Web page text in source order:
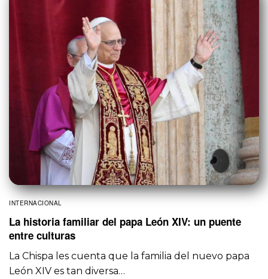
INTERNACIONAL
La historia familiar del papa León XIV: un puente
entre culturas
La Chispa les cuenta que la familia del nuevo papa
León XIV es tan diversa…